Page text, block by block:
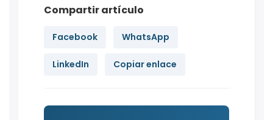
Compartir artículo
Facebook WhatsApp
LinkedIn Copiar enlace